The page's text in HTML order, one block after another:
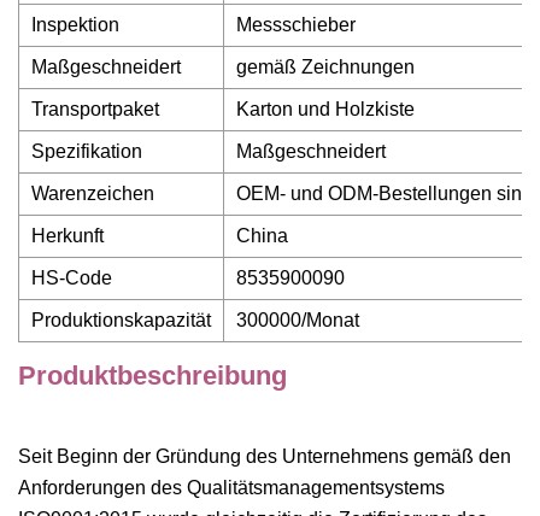
Inspektion Messschieber
Maßgeschneidert gemäß Zeichnungen
Transportpaket Karton und Holzkiste
Spezifikation Maßgeschneidert
Warenzeichen OEM- und ODM-Bestellungen sind
Herkunft China
HS-Code 8535900090
Produktionskapazität 300000/Monat
Produktbeschreibung
Seit Beginn der Gründung des Unternehmens gemäß den
Anforderungen des Qualitätsmanagementsystems